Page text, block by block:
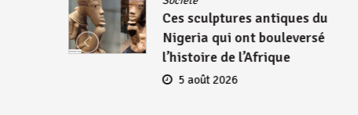
Ces sculptures antiques du
Nigeria qui ont bouleversé
l’histoire de l’Afrique
5 août 2026